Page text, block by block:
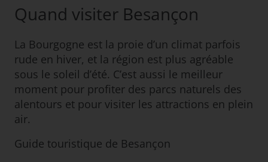
Quand visiter Besançon
La Bourgogne est la proie d’un climat parfois
rude en hiver, et la région est plus agréable
sous le soleil d’été. C’est aussi le meilleur
moment pour profiter des parcs naturels des
alentours et pour visiter les attractions en plein
air.
Guide touristique de Besançon